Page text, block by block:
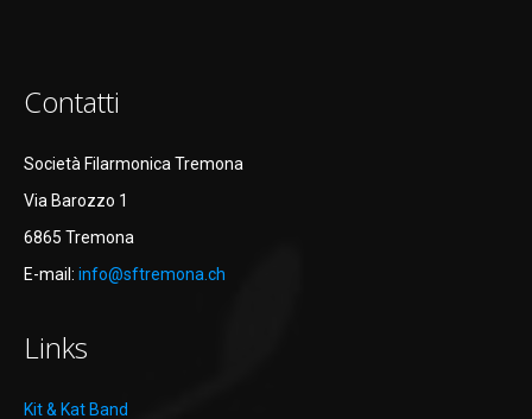
Contatti
Società Filarmonica Tremona
Via Barozzo 1
6865 Tremona
E-mail: info@sftremona.ch
Links
Kit & Kat Band